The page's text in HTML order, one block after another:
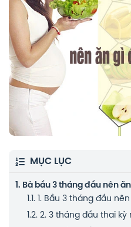
MỤC LỤC
1. Bà bầu 3 tháng đầu nên
1.1. 1. Bầu 3 tháng đầu
1.2. 2. 3 tháng đầu thai